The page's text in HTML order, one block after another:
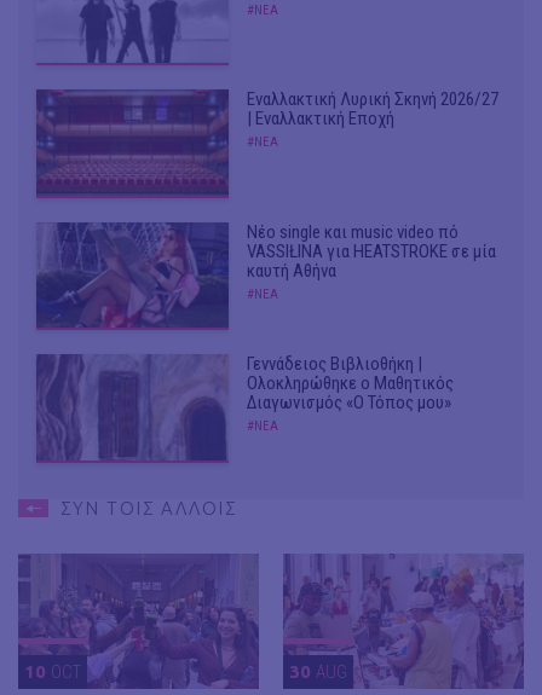
#ΝΕΑ
Εναλλακτική Λυρική Σκηνή 2026/27
| Εναλλακτική Εποχή
#ΝΕΑ
Νέο single και music video πό
VASSIŁINA για HEATSTROKE σε μία
καυτή Αθήνα
#ΝΕΑ
Γεννάδειος Βιβλιοθήκη |
Ολοκληρώθηκε ο Μαθητικός
Διαγωνισμός «Ο Τόπος μου»
#ΝΕΑ
ΣΥΝ ΤΟΙΣ ΑΛΛΟΙΣ
10 OCT 30 AUG